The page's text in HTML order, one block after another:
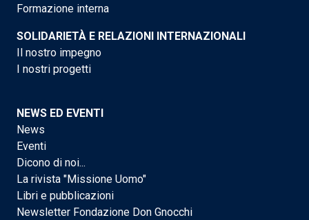
Formazione interna
SOLIDARIETÀ E RELAZIONI INTERNAZIONALI
Il nostro impegno
I nostri progetti
NEWS ED EVENTI
News
Eventi
Dicono di noi...
La rivista "Missione Uomo"
Libri e pubblicazioni
Newsletter Fondazione Don Gnocchi